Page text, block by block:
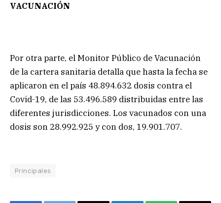
VACUNACIÓN
Por otra parte, el Monitor Público de Vacunación
de la cartera sanitaria detalla que hasta la fecha se
aplicaron en el país 48.894.632 dosis contra el
Covid-19, de las 53.496.589 distribuidas entre las
diferentes jurisdicciones. Los vacunados con una
dosis son 28.992.925 y con dos, 19.901.707.
Principales